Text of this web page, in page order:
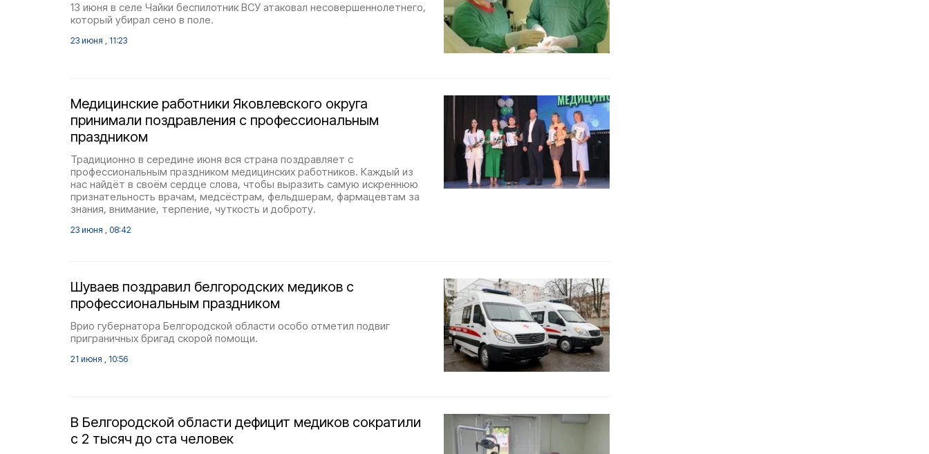
13 июня в селе Чайки беспилотник ВСУ атаковал несовершеннолетнего,
который убирал сено в поле.
23 июня , 11:23
Медицинские работники Яковлевского округа
принимали поздравления с профессиональным
праздником
Традиционно в середине июня вся страна поздравляет с
профессиональным праздником медицинских работников. Каждый из
нас найдёт в своём сердце слова, чтобы выразить самую искреннюю
признательность врачам, медсёстрам, фельдшерам, фармацевтам за
знания, внимание, терпение, чуткость и доброту.
23 июня , 08:42
Шуваев поздравил белгородских медиков с
профессиональным праздником
Врио губернатора Белгородской области особо отметил подвиг
приграничных бригад скорой помощи.
21 июня , 10:56
В Белгородской области дефицит медиков сократили
с 2 тысяч до ста человек